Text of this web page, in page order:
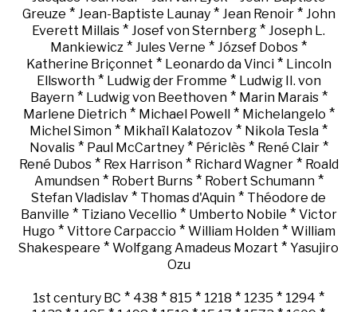
Greuze * Jean-Baptiste Launay* Jean Renoir* John
Everett Millais * Josef von Sternberg * Joseph L.
Mankiewicz * Jules Verne * József Dobos *
Katherine Briçonnet * Leonardo da Vinci* Lincoln
Ellsworth* Ludwig der Fromme * Ludwig II. von
Bayern* Ludwig von Beethoven* Marin Marais*
Marlene Dietrich* Michael Powell* Michelangelo *
Michel Simon * Mikhaïl Kalatozov * Nikola Tesla *
Novalis* Paul McCartney* Périclès* René Clair*
René Dubos* Rex Harrison* Richard Wagner* Roald
Amundsen* Robert Burns* Robert Schumann*
Stefan Vladislav * Thomas d'Aquin * Théodore de
Banville * Tiziano Vecellio * Umberto Nobile * Victor
Hugo * Vittore Carpaccio * William Holden* William
Shakespeare * Wolfgang Amadeus Mozart * Yasujiro
Ozu
1st century BC * 438 * 815 * 1218 * 1235 * 1294 *